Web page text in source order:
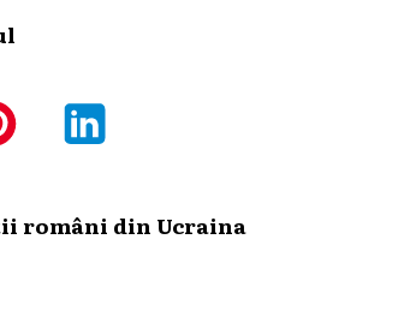
români din Ucraina